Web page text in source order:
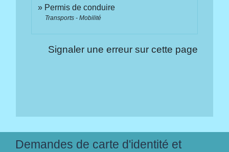
Permis de conduire
Transports - Mobilité
Signaler une erreur sur cette page
Demandes de carte d'identité et